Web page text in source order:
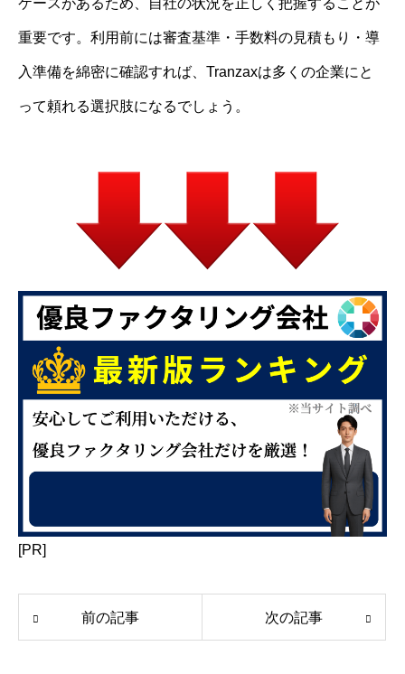
ケースがあるため、自社の状況を正しく把握することが
重要です。利用前には審査基準・手数料の見積もり・導
入準備を綿密に確認すれば、Tranzaxは多くの企業にと
って頼れる選択肢になるでしょう。
[PR]
前の記事 次の記事